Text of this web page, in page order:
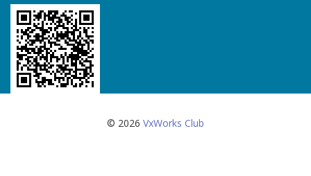
© 2026 VxWorks Club